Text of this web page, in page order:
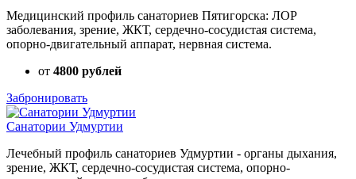
Медицинский профиль санаториев Пятигорска: ЛОР
заболевания, зрение, ЖКТ, сердечно-сосудистая система,
опорно-двигательный аппарат, нервная система.
от 4800 рублей
Забронировать
Санатории Удмуртии
Лечебный профиль санаториев Удмуртии - органы дыхания,
зрение, ЖКТ, сердечно-сосудистая система, опорно-